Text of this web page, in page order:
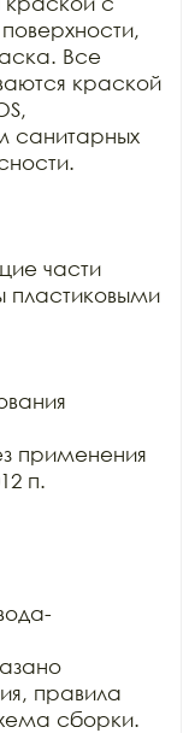
Все
краской
санитарных
части
пластиковыми
применения
п.
правила
сборки.